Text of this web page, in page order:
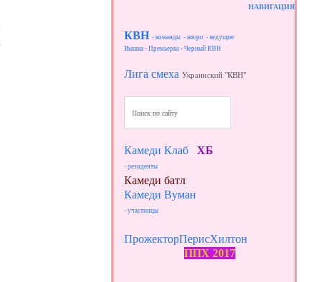
НАВИГАЦИЯ
КВН - команды - жюри - ведущие
Вышка - Премьерка - Черный КВН
Лига смеха Украинский "КВН"
Камеди Клаб ХБ
- резиденты
Камеди батл
Камеди Вуман
- участницы
ПрожекторПерисХилтон
ППХ 2017